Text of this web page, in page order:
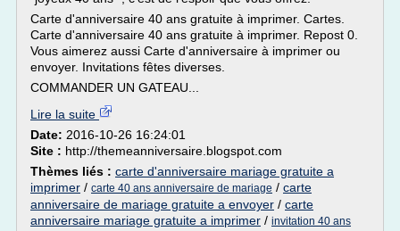
Carte d'anniversaire 40 ans gratuite à imprimer. Cartes.
Carte d'anniversaire 40 ans gratuite à imprimer. Repost 0.
Vous aimerez aussi Carte d'anniversaire à imprimer ou
envoyer. Invitations fêtes diverses.
COMMANDER UN GATEAU...
Lire la suite
Date: 2016-10-26 16:24:01
Site : http://themeanniversaire.blogspot.com
Thèmes liés : carte d'anniversaire mariage gratuite a
imprimer / carte 40 ans anniversaire de mariage / carte
anniversaire de mariage gratuite a envoyer / carte
anniversaire mariage gratuite a imprimer / invitation 40 ans